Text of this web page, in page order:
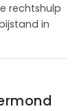
rechtshulp
in